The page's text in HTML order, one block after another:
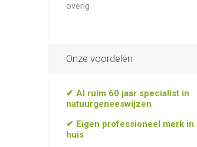
overig
Onze voordelen
✔ Al ruim 60 jaar specialist in
natuurgeneeswijzen
✔ Eigen professioneel merk in
huis